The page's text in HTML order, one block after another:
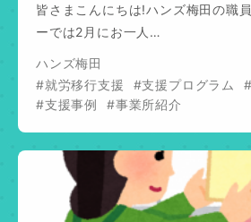
皆さまこんにちは!ハンズ梅田の職
ーでは2月にお一人…
ハンズ梅田
#就労移行支援
#支援プログラム #
#支援事例
#事業所紹介